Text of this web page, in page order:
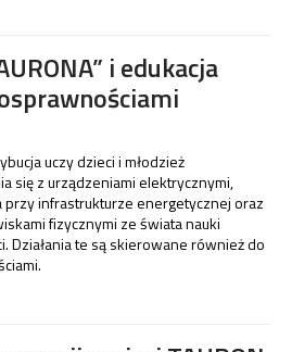
i edukacja
uczy dzieci i młodzież
się z urządzeniami elektrycznymi,
infrastrukturze energetycznej oraz
fizycznymi ze świata nauki
Działania te są skierowane również do